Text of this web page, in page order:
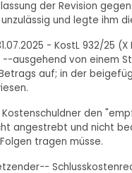
der Revision
und legte ihm
- KostL 932/25
ausgehend von einem
auf; in der
den
angestrebt und nicht
tragen müsse.